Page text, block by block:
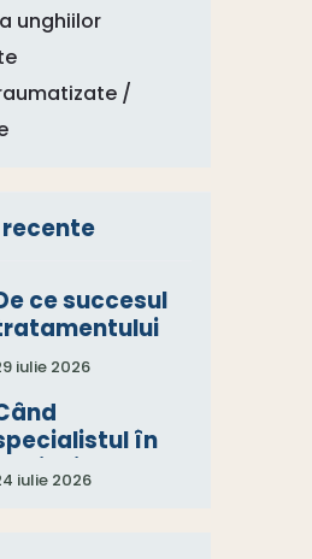
unghiilor
/
ce succesul
de o
specialist
iulie 2026
în
iulie 2026